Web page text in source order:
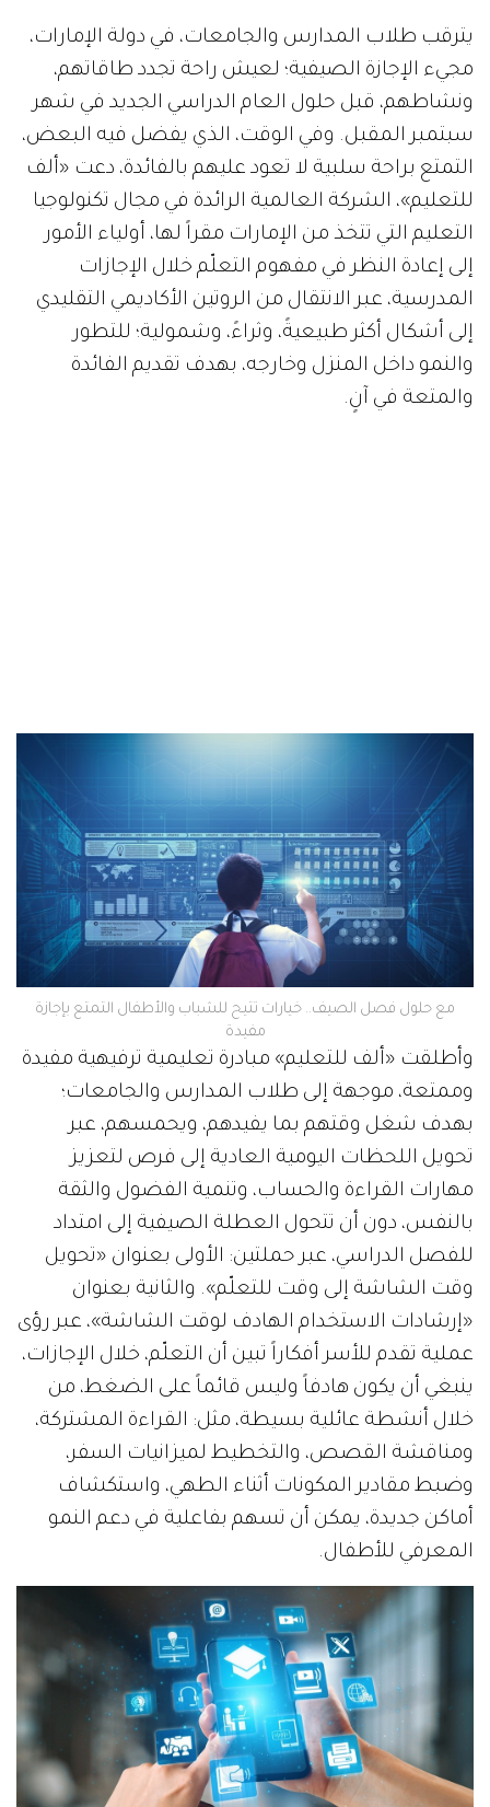
يترقب طلاب المدارس والجامعات، في دولة الإمارات،
مجيء الإجازة الصيفية؛ لعيش راحة تجدد طاقاتهم،
ونشاطهم، قبل حلول العام الدراسي الجديد في شهر
سبتمبر المقبل. وفي الوقت، الذي يفضل فيه البعض،
التمتع براحة سلبية لا تعود عليهم بالفائدة، دعت «ألف
للتعليم»، الشركة العالمية الرائدة في مجال تكنولوجيا
التعليم التي تتخذ من الإمارات مقراً لها، أولياء الأمور
إلى إعادة النظر في مفهوم التعلّم خلال الإجازات
المدرسية، عبر الانتقال من الروتين الأكاديمي التقليدي
إلى أشكال أكثر طبيعيةً، وثراءً، وشمولية؛ للتطور
والنمو داخل المنزل وخارجه، بهدف تقديم الفائدة
والمتعة في آنٍ.
مع حلول فصل الصيف.. خيارات تتيح للشباب والأطفال التمتع بإجازة
مفيدة
وأطلقت «ألف للتعليم» مبادرة تعليمية ترفيهية مفيدة
وممتعة، موجهة إلى طلاب المدارس والجامعات؛
بهدف شغل وقتهم بما يفيدهم، ويحمسهم، عبر
تحويل اللحظات اليومية العادية إلى فرص لتعزيز
مهارات القراءة والحساب، وتنمية الفضول والثقة
بالنفس، دون أن تتحول العطلة الصيفية إلى امتداد
للفصل الدراسي، عبر حملتين: الأولى بعنوان «تحويل
وقت الشاشة إلى وقت للتعلّم». والثانية بعنوان
«إرشادات الاستخدام الهادف لوقت الشاشة»، عبر رؤى
عملية تقدم للأسر أفكاراً تبين أن التعلّم، خلال الإجازات،
ينبغي أن يكون هادفاً وليس قائماً على الضغط، من
خلال أنشطة عائلية بسيطة، مثل: القراءة المشتركة،
ومناقشة القصص، والتخطيط لميزانيات السفر،
وضبط مقادير المكونات أثناء الطهي، واستكشاف
أماكن جديدة، يمكن أن تسهم بفاعلية في دعم النمو
المعرفي للأطفال.